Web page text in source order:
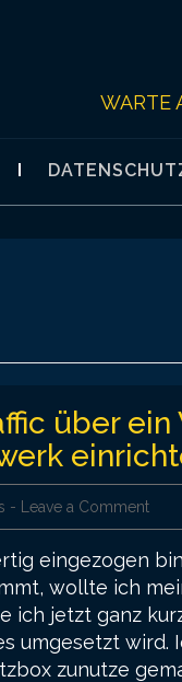
WARTE
über ein
- Leave a Comment
eingezogen
wollte ich
ich jetzt ganz
umgesetzt
zunutze